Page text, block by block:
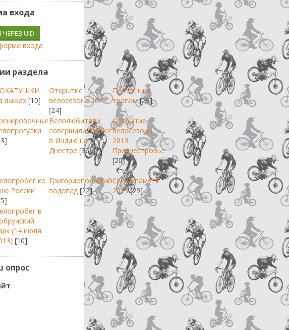
входа
UID
входа
раздела
лыжах [10]
Открытие
велосезона 2012
[24]
По лесным
тропам [29]
Велолюбители
совершили пробег
в Индию на
Днестре [36]
Открытие
велосезона
2013:
Приднестровье
[20]
ко
России
Григориопольский
водопад [22]
Свеча памяти
2013 [29]
в
(14 июля
[10]
опрос